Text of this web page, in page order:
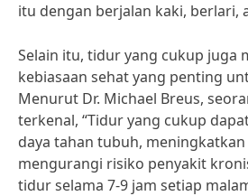
itu dengan berjalan kaki, berlari,
Selain itu, tidur yang cukup juga
kebiasaan sehat yang penting
Menurut Dr. Michael Breus,
terkenal, “Tidur yang cukup
daya tahan tubuh,
mengurangi risiko penyakit
tidur selama 7-9 jam setiap